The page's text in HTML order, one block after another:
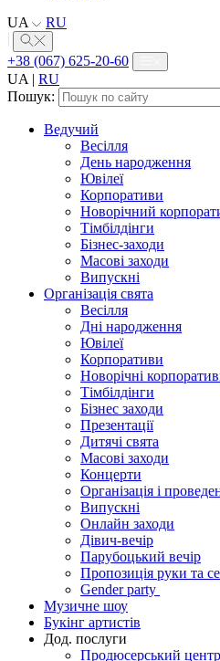
UA
RU
+38 (067) 625-20-60
UA | RU
Пошук:
Ведучий
Весілля
День народження
Ювілеї
Корпоративи
Новорічний
Тімбілдінги
Бізнес-заходи
Масові заходи
Випускні
Організація свята
Весілля
Дні народження
Ювілеї
Корпоративи
Новорічні
Тімбілдінги
Бізнес заходи
Презентації
Дитячі свята
Масові заходи
Концерти
Організація і
Випускні
Онлайн заходи
Дівич-вечір
Парубоцький вечір
Пропозиція руки та
Gender party
Музичне шоу
Букінг артистів
Дод. послуги
Продюсерський центр